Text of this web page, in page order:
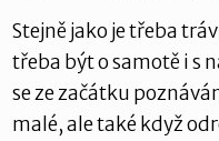
Stejně jako je třeba
třeba být o samotě i s
se ze začátku
malé, ale také když